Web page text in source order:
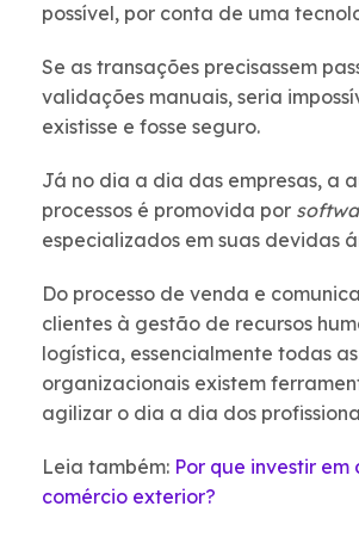
possível, por conta de uma
Se as transações precisassem
validações manuais, seria
existisse e fosse seguro.
Já no dia a dia das empresas, a
processos é promovida por
especializados em suas devidas
Do processo de venda e
clientes à gestão de recursos
logística, essencialmente todas
organizacionais existem
agilizar o dia a dia dos
Leia também: Por que investir
comércio exterior?